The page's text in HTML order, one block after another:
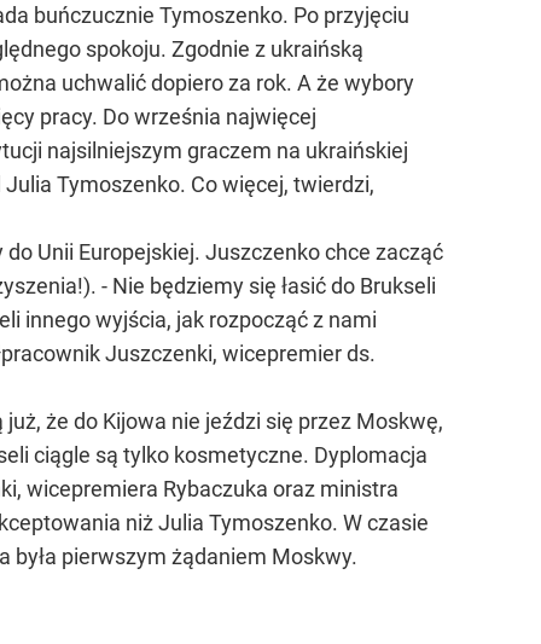
buńczucznie Tymoszenko. Po przyjęciu
spokoju. Zgodnie z ukraińską
uchwalić dopiero za rok. A że wybory
pracy. Do września najwięcej
najsilniejszym graczem na ukraińskiej
Tymoszenko. Co więcej, twierdzi,
Unii Europejskiej. Juszczenko chce zacząć
- Nie będziemy się łasić do Brukseli
innego wyjścia, jak rozpocząć z nami
Juszczenki, wicepremier ds.
że do Kijowa nie jeździ się przez Moskwę,
ciągle są tylko kosmetyczne. Dyplomacja
wicepremiera Rybaczuka oraz ministra
niż Julia Tymoszenko. W czasie
była pierwszym żądaniem Moskwy.